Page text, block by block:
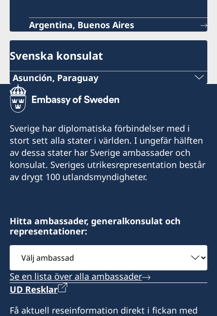
Argentina, Buenos Aires
Svenska konsulat
Asunción, Paraguay
Tel:
+595 21 2190 463
Mobil:
+595 972 256252
E-mail:
Rieder & Cía
Avenida Perú N° 1098 y Artigas
Barrio Las Mercedes, Asunción
Paraguay
Öppettider: måndag till fredag kl. 7.30-12.00
Sverige har diplomatiska förbindelser med i
stort sett alla stater i världen. I ungefär hälften
av dessa stater har Sverige ambassader och
konsulat. Sveriges utrikesrepresentation består
av drygt 100 utlandsmyndigheter.
Hitta ambassader, generalkonsulat och
representationer:
Välj
ambassad
Se en lista över alla ambassader
UD Resklar
Få aktuell reseinformation direkt i fickan med